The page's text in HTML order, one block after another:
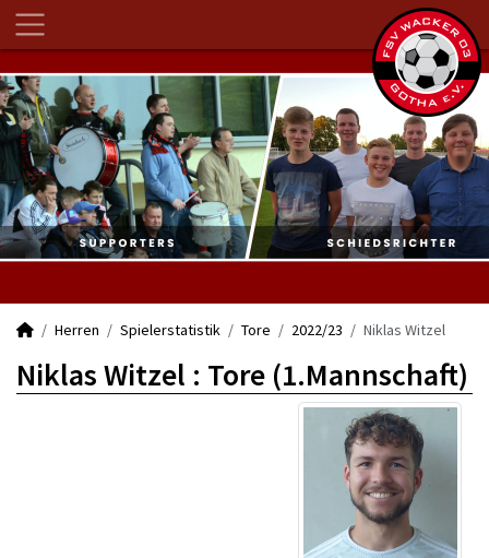
Herren Spielerstatistik Tore 2022/23 Niklas Witzel
Niklas Witzel : Tore (1.Mannschaft)